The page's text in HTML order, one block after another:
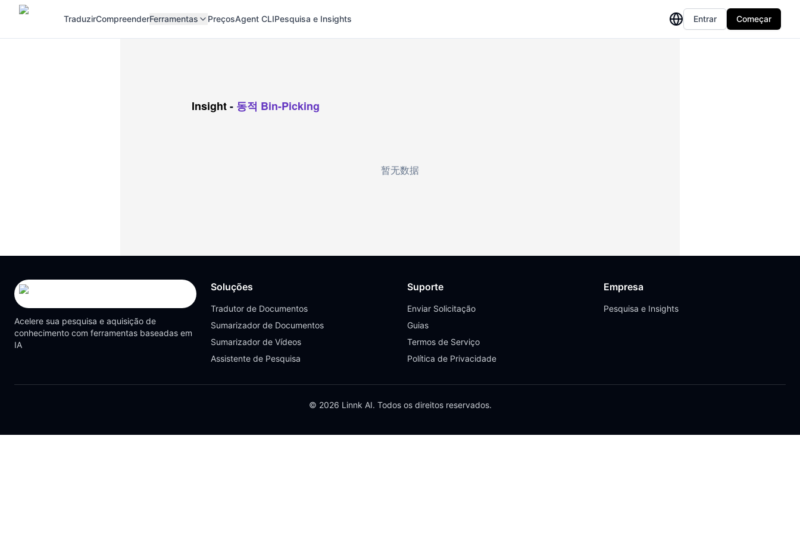
TraduzirCompreenderFerramentas PreçosAgent CLIPesquisa e Insights Entrar Começar
Insight- 동적 Bin-Picking
暂无数据
Acelere sua pesquisa e aquisição de
conhecimento com ferramentas baseadas em
IA
Soluções
Tradutor de Documentos
Sumarizador de Documentos
Sumarizador de Vídeos
Assistente de Pesquisa
Suporte
Enviar Solicitação
Guias
Termos de Serviço
Política de Privacidade
Empresa
Pesquisa e Insights
© 2026 Linnk AI. Todos os direitos reservados.